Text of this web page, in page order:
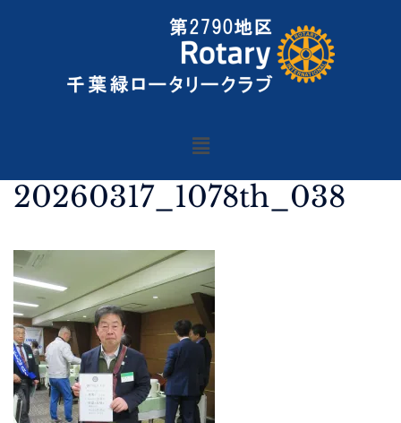
20260317_1078th_038